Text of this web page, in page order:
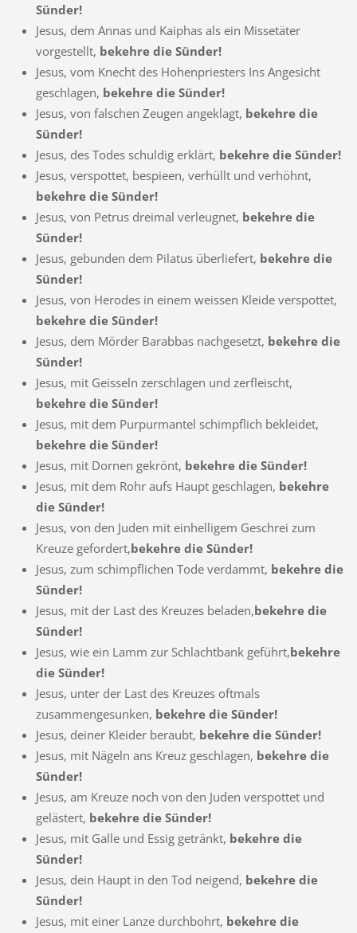
Sünder!
Jesus, dem Annas und Kaiphas als ein Missetäter
vorgestellt, bekehre die Sünder!
Jesus, vom Knecht des Hohenpriesters Ins Angesicht
geschlagen, bekehre die Sünder!
Jesus, von falschen Zeugen angeklagt, bekehre die
Sünder!
Jesus, des Todes schuldig erklärt, bekehre die Sünder!
Jesus, verspottet, bespieen, verhüllt und verhöhnt,
bekehre die Sünder!
Jesus, von Petrus dreimal verleugnet, bekehre die
Sünder!
Jesus, gebunden dem Pilatus überliefert, bekehre die
Sünder!
Jesus, von Herodes in einem weissen Kleide verspottet,
bekehre die Sünder!
Jesus, dem Mörder Barabbas nachgesetzt, bekehre die
Sünder!
Jesus, mit Geisseln zerschlagen und zerfleischt,
bekehre die Sünder!
Jesus, mit dem Purpurmantel schimpflich bekleidet,
bekehre die Sünder!
Jesus, mit Dornen gekrönt, bekehre die Sünder!
Jesus, mit dem Rohr aufs Haupt geschlagen, bekehre
die Sünder!
Jesus, von den Juden mit einhelligem Geschrei zum
Kreuze gefordert,bekehre die Sünder!
Jesus, zum schimpflichen Tode verdammt, bekehre die
Sünder!
Jesus, mit der Last des Kreuzes beladen,bekehre die
Sünder!
Jesus, wie ein Lamm zur Schlachtbank geführt,bekehre
die Sünder!
Jesus, unter der Last des Kreuzes oftmals
zusammengesunken, bekehre die Sünder!
Jesus, deiner Kleider beraubt, bekehre die Sünder!
Jesus, mit Nägeln ans Kreuz geschlagen, bekehre die
Sünder!
Jesus, am Kreuze noch von den Juden verspottet und
gelästert, bekehre die Sünder!
Jesus, mit Galle und Essig getränkt, bekehre die
Sünder!
Jesus, dein Haupt in den Tod neigend, bekehre die
Sünder!
Jesus, mit einer Lanze durchbohrt, bekehre die